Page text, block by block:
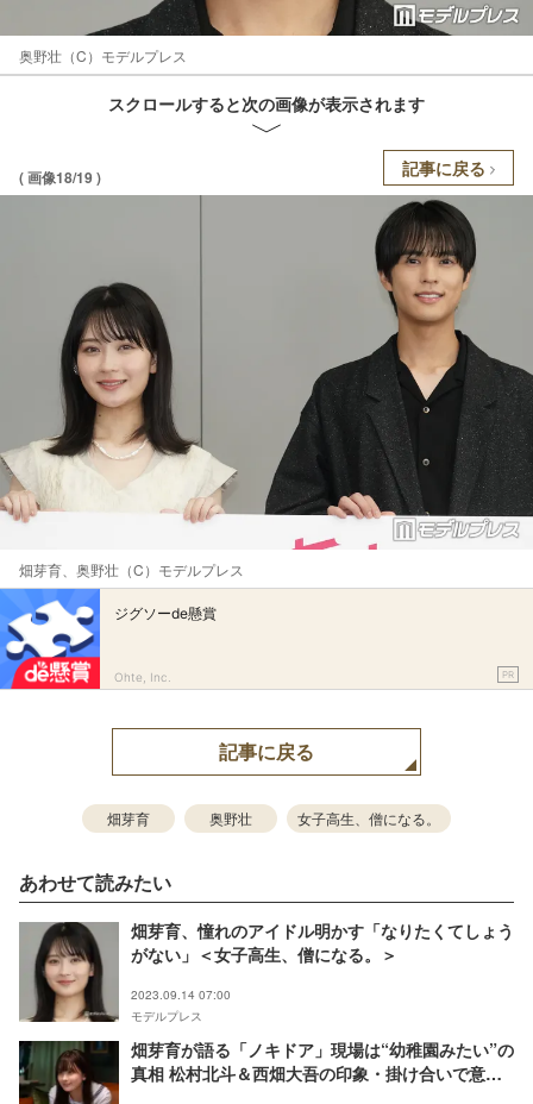
奥野壮（C）モデルプレス
スクロールすると次の画像が表示されます
( 画像18/19 ) 記事に戻る
畑芽育、奥野壮（C）モデルプレス
ジグソーde懸賞
Ohte, Inc. PR
記事に戻る
畑芽育 奥野壮 女子高生、僧になる。
あわせて読みたい
畑芽育、憧れのアイドル明かす「なりたくてしょう
がない」＜女子高生、僧になる。＞
2023.09.14 07:00
モデルプレス
畑芽育が語る「ノキドア」現場は“幼稚園みたい”の
真相 松村北斗＆西畑大吾の印象・掛け合いで意識